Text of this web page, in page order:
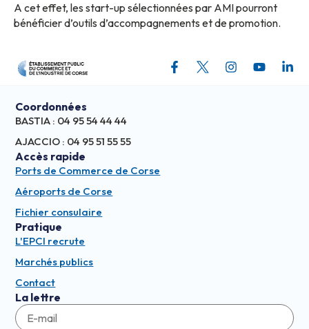
A cet effet, les start-up sélectionnées par AMI pourront
bénéficier d’outils d’accompagnements et de promotion.
Coordonnées
BASTIA : 04 95 54 44 44
AJACCIO : 04 95 51 55 55
Accès rapide
Ports de Commerce de Corse
Aéroports de Corse
Fichier consulaire
Pratique
L'EPCI recrute
Marchés publics
Contact
La lettre